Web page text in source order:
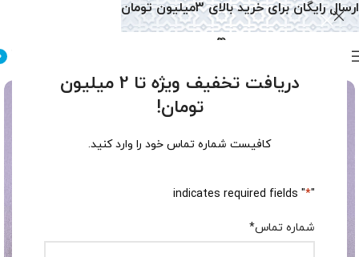
دریافت تخفیف ویژه تا 2 میلیون
تومان!
کافیست شماره تماس خود را وارد کنید.
"
*
" indicates required fields
شماره تماس*
ارسال رایگان برای خرید بالای 3میلیون تومان